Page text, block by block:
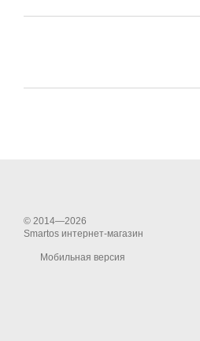
© 2014—2026
Smartos интернет-магазин
Мобильная версия